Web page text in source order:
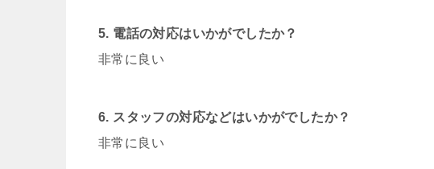
5. 電話の対応はいかがでしたか？
非常に良い
6. スタッフの対応などはいかがでしたか？
非常に良い